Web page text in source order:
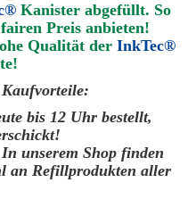
Kanister abgefüllt. So
Preis anbieten!
Qualität der InkTec®
bis 12 Uhr bestellt,
unserem Shop finden
an Refillprodukten aller